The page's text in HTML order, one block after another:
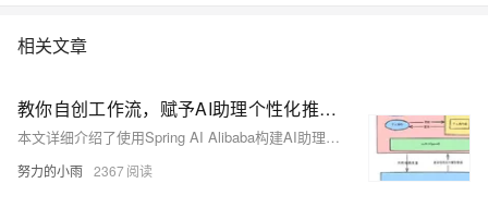
相关文章
教你自创工作流，赋予AI助理个性化推荐超能力
本文详细介绍了使用Spring AI Alibaba构建AI助理的全过程，涵盖从基本流程设计到实际操作实现的各个方面。文章首先回顾了前期工作，包括旅游攻略、天气查询和个人待办事项等功能模块的设计与实现。接着，深入探讨了工作流的实现细节，如事件封装优化、工作流节点创建及复杂工作流的高效管理。最后，通过实际项目启动与运行测试，展示了AI助理的实际效果，验证了系统的稳定性和可扩展性。本文不仅适合Java开发者学习AI技术，也为后续的优化和功能拓展提供了宝贵的经验。
努力的小雨 2367